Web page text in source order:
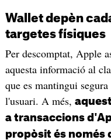
Wallet depèn
targetes físiques
Per descomptat, Apple
aquesta informació al
que es mantingui
l'usuari. A més,
a transaccions
propòsit és només